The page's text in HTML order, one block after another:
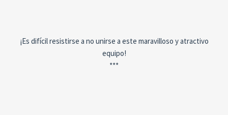
¡Es difícil resistirse a no unirse a este maravilloso y atractivo
equipo!
***